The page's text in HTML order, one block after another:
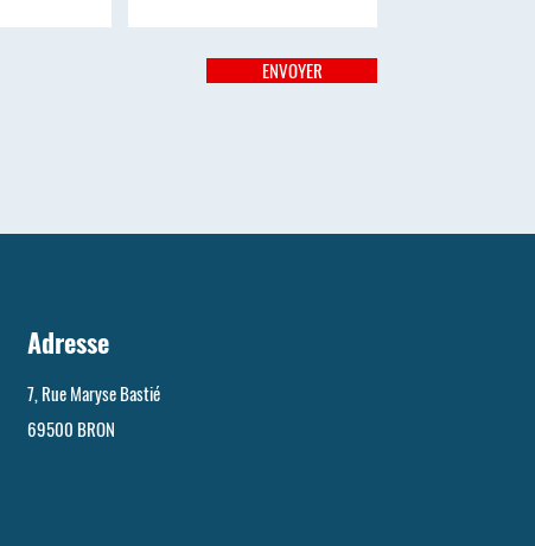
ENVOYER
Adresse
7, Rue Maryse Bastié
69500 BRON